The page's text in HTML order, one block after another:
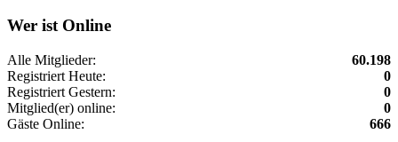
Wer ist Online
Alle Mitglieder:
60.198
Registriert Heute:
0
Registriert Gestern:
0
Mitglied(er) online:
0
Gäste Online:
666